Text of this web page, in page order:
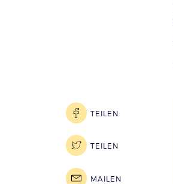
TEILEN
TEILEN
MAILEN